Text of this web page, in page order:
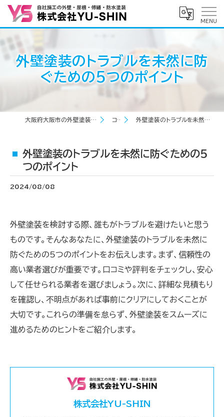
外壁塗装のトラブルを未然に防
ぐための5つのポイント
大阪府大阪市の外壁塗装なら株式会社YU-SHIN コラム 外壁塗装のトラブルを未然に防ぐための5つのポイント
外壁塗装のトラブルを未然に防ぐための5
つのポイント
2024/08/08
外壁塗装を検討する際、誰もがトラブルを避けたいと思う
ものです。そんなあなたに、外壁塗装のトラブルを未然に
防ぐための5つのポイントをお伝えします。まず、信頼性の
高い業者選びが重要です。口コミや評判をチェックし、安心
して任せられる業者を選びましょう。次に、詳細な見積もり
を確認し、不明点があれば事前にクリアにしておくことが
大切です。これらの準備を怠らず、外壁塗装をスムーズに
進めるためのヒントをご紹介します。
株式会社YU-SHIN